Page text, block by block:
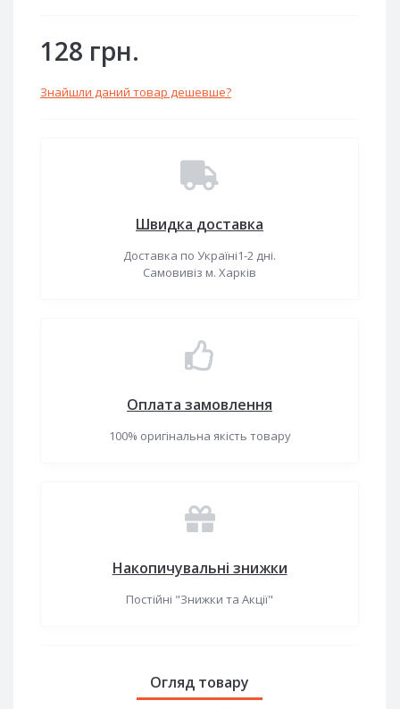
128 грн.
Знайшли даний товар дешевше?
Швидка доставка
Доставка по Україні1-2 дні.
Самовивіз м. Харків
Оплата замовлення
100% оригінальна якість товару
Накопичувальні знижки
Постійні "Знижки та Акції"
Огляд товару